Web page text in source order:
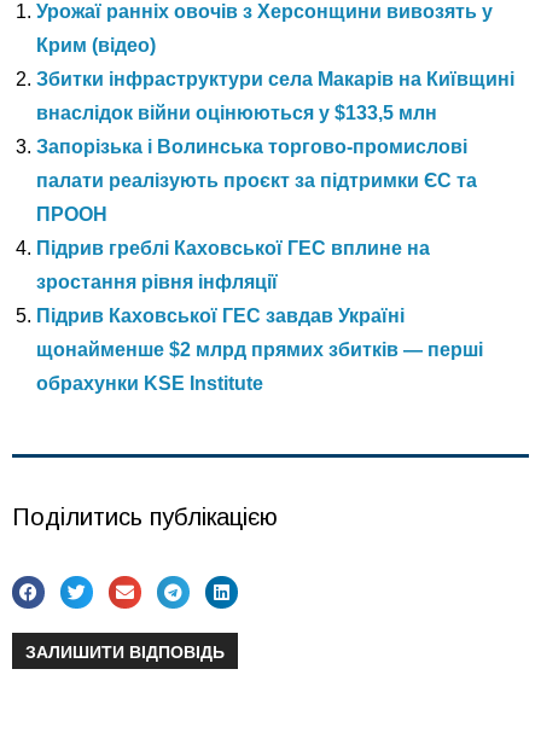
Урожаї ранніх овочів з Херсонщини вивозять у
Крим (відео)
Збитки інфраструктури села Макарів на Київщині
внаслідок війни оцінюються у $133,5 млн
Запорізька і Волинська торгово-промислові
палати реалізують проєкт за підтримки ЄС та
ПРООН
Підрив греблі Каховської ГЕС вплине на
зростання рівня інфляції
Підрив Каховської ГЕС завдав Україні
щонайменше $2 млрд прямих збитків — перші
обрахунки KSE Institute
Поділитись публікацією
ЗАЛИШИТИ ВІДПОВІДЬ